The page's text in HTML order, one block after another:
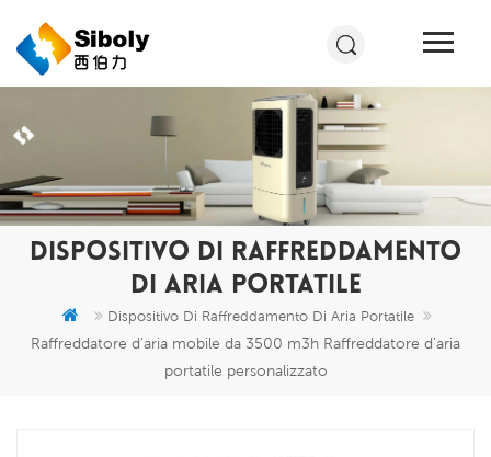
DISPOSITIVO DI RAFFREDDAMENTO
DI ARIA PORTATILE
Dispositivo Di Raffreddamento Di Aria Portatile
Raffreddatore d'aria mobile da 3500 m3h Raffreddatore d'aria
portatile personalizzato